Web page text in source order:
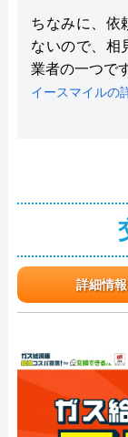
ちなみに、依
ないので、相
業者の一つで
イースマイルの
詳細情報